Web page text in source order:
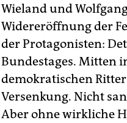
Wieland und
Widereröffnung der
der Protagonisten:
Bundestages. Mitten
demokratischen
Versenkung. Nicht
Aber ohne wirkliche